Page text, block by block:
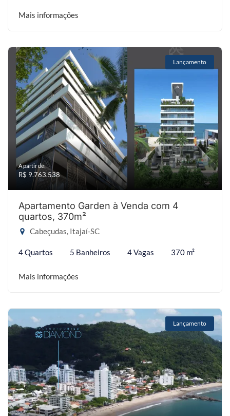
Mais informações
Lançamento
A partir de:
R$ 9.763.538
Apartamento Garden à Venda com 4
quartos, 370m²
Cabeçudas, Itajaí-SC
4 Quartos 5 Banheiros 4 Vagas 370 m²
Mais informações
Lançamento